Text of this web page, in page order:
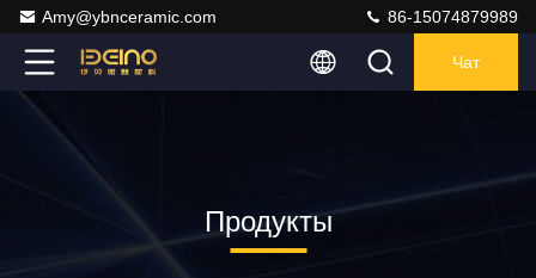
Amy@ybnceramic.com 86-15074879989
Чат
Продукты